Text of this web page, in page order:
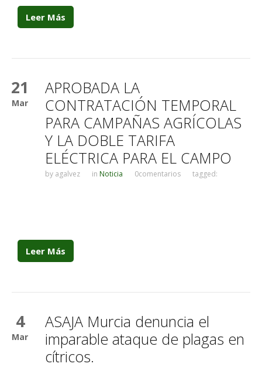
Leer Más
21
Mar
APROBADA LA
CONTRATACIÓN TEMPORAL
PARA CAMPAÑAS AGRÍCOLAS
Y LA DOBLE TARIFA
ELÉCTRICA PARA EL CAMPO
by agalvez in Noticia 0comentarios tagged:
Leer Más
4
Mar
ASAJA Murcia denuncia el
imparable ataque de plagas en
cítricos.